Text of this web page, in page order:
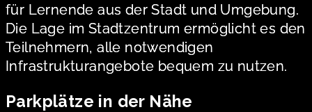
für Lernende aus der Stadt und Umgebung.
Die Lage im Stadtzentrum ermöglicht es den
Teilnehmern, alle notwendigen
Infrastrukturangebote bequem zu nutzen.
Parkplätze in der Nähe